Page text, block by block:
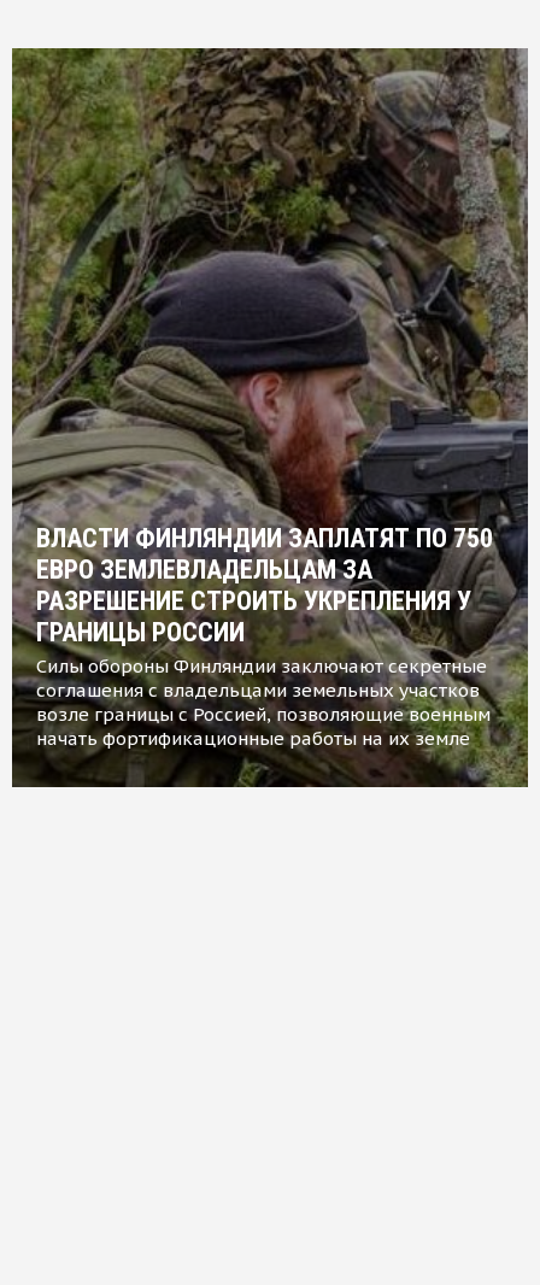
ВЛАСТИ ФИНЛЯНДИИ ЗАПЛАТЯТ ПО 750
ЕВРО ЗЕМЛЕВЛАДЕЛЬЦАМ ЗА
РАЗРЕШЕНИЕ СТРОИТЬ УКРЕПЛЕНИЯ У
ГРАНИЦЫ РОССИИ
Силы обороны Финляндии заключают секретные
соглашения с владельцами земельных участков
возле границы с Россией, позволяющие военным
начать фортификационные работы на их земле